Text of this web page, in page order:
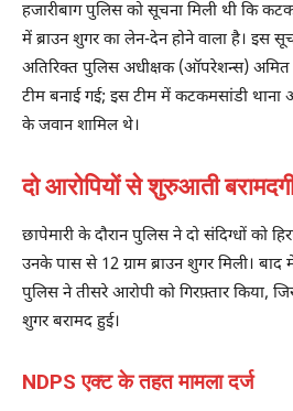
हजारीबाग पुलिस को सूचना मिली थी कि
में ब्राउन शुगर का लेन-देन होने वाला है। इस
अतिरिक्त पुलिस अधीक्षक (ऑपरेशन्स)
टीम बनाई गई; इस टीम में कटकमसांडी
के जवान शामिल थे।
दो आरोपियों से शुरुआती
छापेमारी के दौरान पुलिस ने दो संदिग्धों को
उनके पास से 12 ग्राम ब्राउन शुगर मिली।
पुलिस ने तीसरे आरोपी को गिरफ़्तार किया,
शुगर बरामद हुई।
NDPS एक्ट के तहत मामला दर्ज